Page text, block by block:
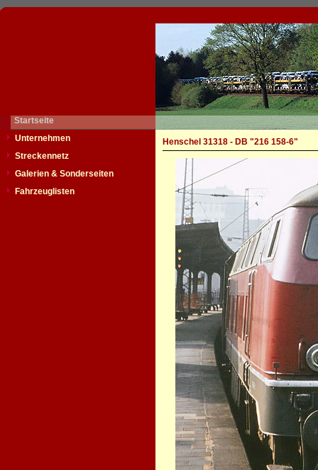
Startseite
Unternehmen
Streckennetz
Galerien & Sonderseiten
Fahrzeuglisten
Henschel 31318 - DB "216 158-6"